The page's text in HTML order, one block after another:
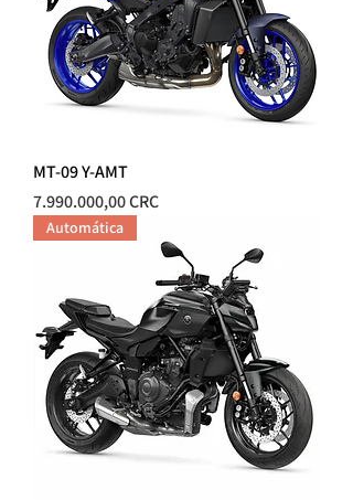
MT-09 Y-AMT
Precio
7.990.000,00 CRC
Automática